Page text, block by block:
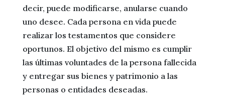
decir, puede modificarse, anularse cuando
uno desee. Cada persona en vida puede
realizar los testamentos que considere
oportunos. El objetivo del mismo es cumplir
las últimas voluntades de la persona fallecida
y entregar sus bienes y patrimonio a las
personas o entidades deseadas.